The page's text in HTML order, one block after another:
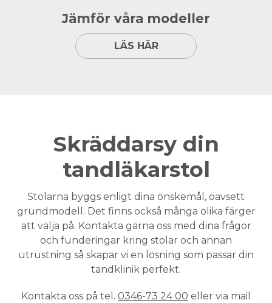
Jämför våra modeller
LÄS HÄR
Skräddarsy din
tandläkarstol
Stolarna byggs enligt dina önskemål, oavsett
grundmodell. Det finns också många olika färger
att välja på. Kontakta gärna oss med dina frågor
och funderingar kring stolar och annan
utrustning så skapar vi en lösning som passar din
tandklinik perfekt.
Kontakta oss på tel. 0346-73 24 00 eller via mail